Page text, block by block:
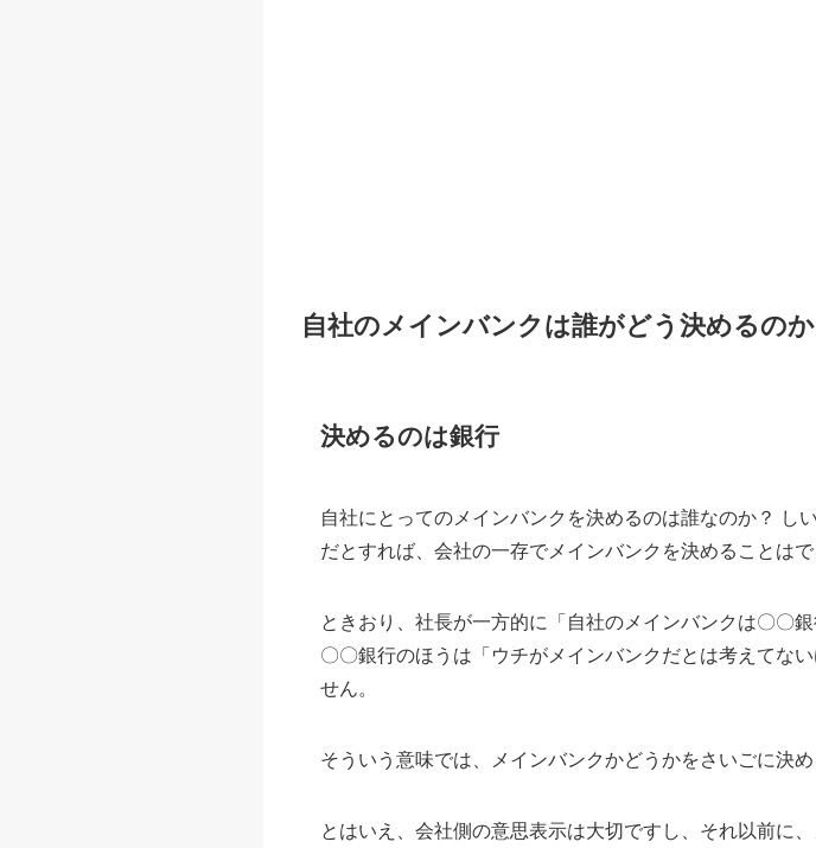
自社のメインバンクは誰がどう決めるのか
決めるのは銀行
自社にとってのメインバンクを決めるのは誰なのか？
だとすれば、会社の一存でメインバンクを決めることは
ときおり、社長が一方的に「自社のメインバンクは〇〇
〇〇銀行のほうは「ウチがメインバンクだとは考えてな
せん。
そういう意味では、メインバンクかどうかをさいごに決め
とはいえ、会社側の意思表示は大切ですし、それ以前に